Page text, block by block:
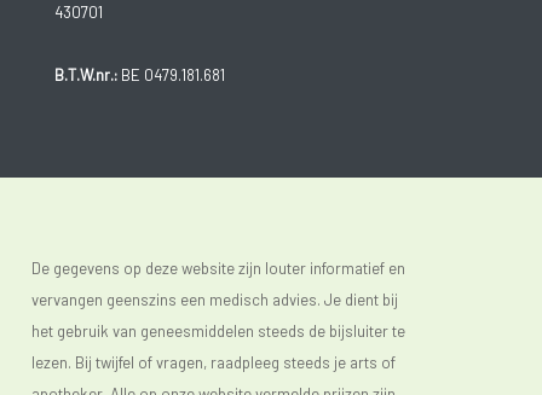
430701
B.T.W.nr.:BE 0479.181.681
De gegevens op deze website zijn louter informatief en
vervangen geenszins een medisch advies. Je dient bij
het gebruik van geneesmiddelen steeds de bijsluiter te
lezen. Bij twijfel of vragen, raadpleeg steeds je arts of